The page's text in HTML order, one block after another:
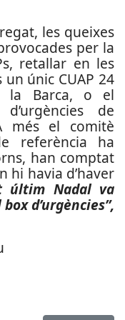
les queixes
per la
retallar en les
únic CUAP 24
la Barca, o el
de
més el comitè
referència ha
han comptat
hi havia d’haver
últim Nadal va
d’urgències”,